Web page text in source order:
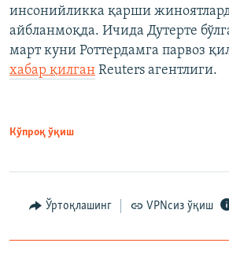
инсонийликка қарши
айбланмоқда. Ичида Дутерте
март куни Роттердамга парвоз
хабар қилган Reuters агентлиги.
Кўпроқ ўқиш
Ўртоқлашинг VPNсиз ўқиш